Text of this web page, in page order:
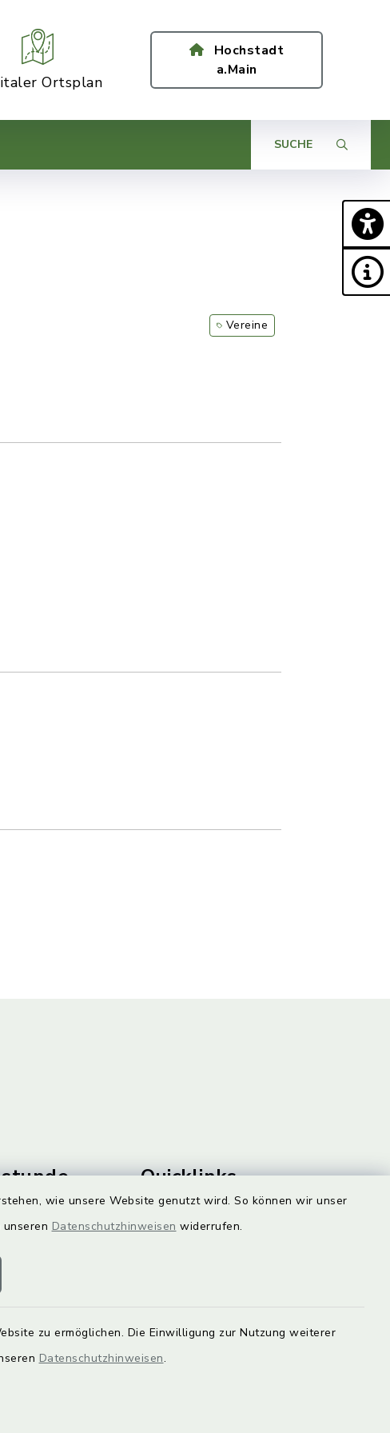
wie unsere Website genutzt wird. So können wir unser
Datenschutzhinweisen widerrufen.
zu ermöglichen. Die Einwilligung zur Nutzung weiterer
Datenschutzhinweisen.
Ortsplan
Hochstadt
a.Main
SUCHE
Vereine
Sie hier.
Quicklinks
geoPortal Lichtenfels